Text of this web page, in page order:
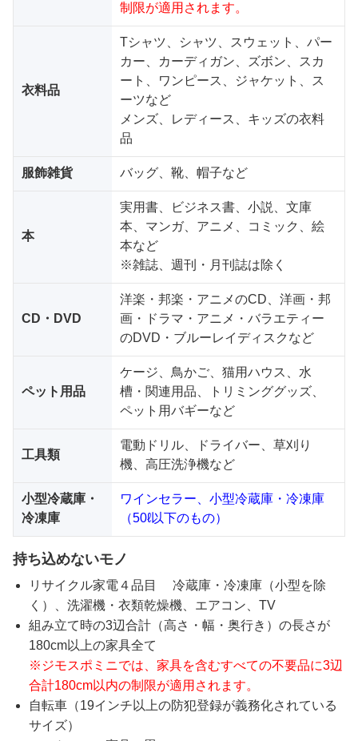
制限が適用されます。
衣料品
Tシャツ、シャツ、スウェット、パー
カー、カーディガン、ズボン、スカ
ート、ワンピース、ジャケット、ス
ーツなど
メンズ、レディース、キッズの衣料
品
服飾雑貨 バッグ、靴、帽子など
本
実用書、ビジネス書、小説、文庫
本、マンガ、アニメ、コミック、絵
本など
※雑誌、週刊・月刊誌は除く
CD・DVD
洋楽・邦楽・アニメのCD、洋画・邦
画・ドラマ・アニメ・バラエティー
のDVD・ブルーレイディスクなど
ペット用品
ケージ、鳥かご、猫用ハウス、水
槽・関連用品、トリミンググッズ、
ペット用バギーなど
工具類
電動ドリル、ドライバー、草刈り
機、高圧洗浄機など
小型冷蔵庫・
冷凍庫
ワインセラー、小型冷蔵庫・冷凍庫
（50ℓ以下のもの）
持ち込めないモノ
リサイクル家電４品目 冷蔵庫・冷凍庫（小型を除
く）、洗濯機・衣類乾燥機、エアコン、TV
組み立て時の3辺合計（高さ・幅・奥行き）の長さが
180cm以上の家具全て
※ジモスポミニでは、家具を含むすべての不要品に3辺
合計180cm以内の制限が適用されます。
自転車（19インチ以上の防犯登録が義務化されている
サイズ）